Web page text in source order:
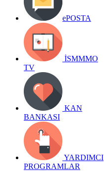
ePOSTA
İSMMMO
TV
KAN
BANKASI
YARDIMCI
PROGRAMLAR